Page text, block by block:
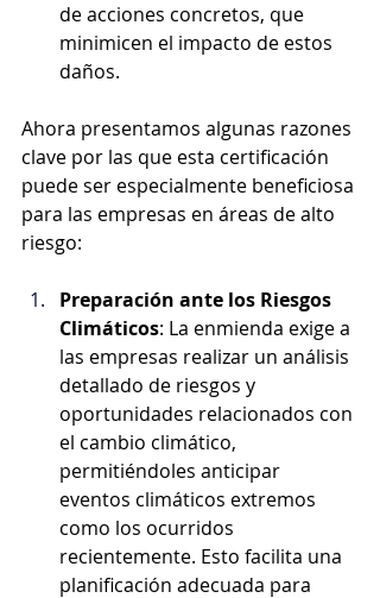
de acciones concretos, que
minimicen el impacto de estos
daños.
Ahora presentamos algunas razones
clave por las que esta certificación
puede ser especialmente beneficiosa
para las empresas en áreas de alto
riesgo:
Preparación ante los Riesgos
Climáticos: La enmienda exige a
las empresas realizar un análisis
detallado de riesgos y
oportunidades relacionados con
el cambio climático,
permitiéndoles anticipar
eventos climáticos extremos
como los ocurridos
recientemente. Esto facilita una
planificación adecuada para